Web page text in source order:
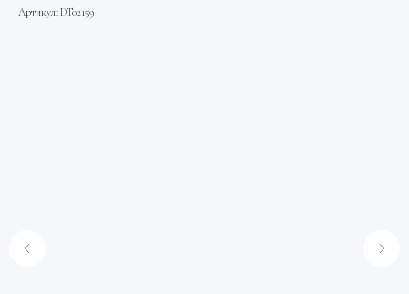
F2KKIB KM804343G05 Kone
Артикул: DT02159